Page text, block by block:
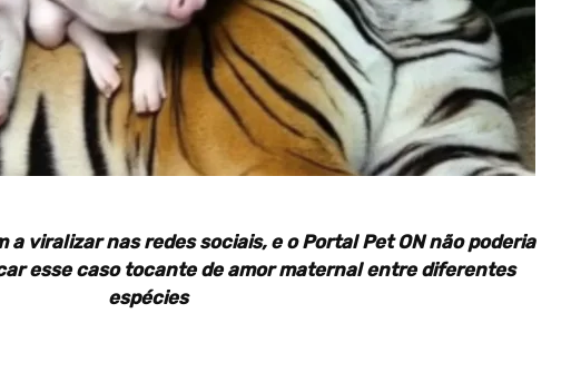
a viralizar nas redes sociais, e o Portal Pet ON não poderia
esse caso tocante de amor maternal entre diferentes
espécies